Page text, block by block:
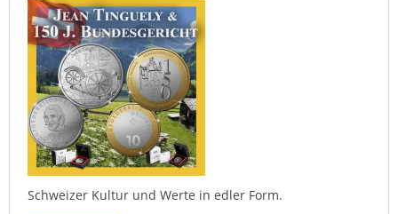
Schweizer Kultur und Werte in edler Form.